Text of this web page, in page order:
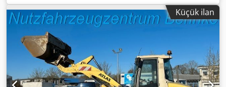
farlar, her tahrikli, kabin, standart kepçe, Atlas 65 lastikli
yükleyici, 2014 model, 7.440 çalışma saatinde, hızlı
bağlantı sistemi ve kepçe dahil, temiz durumda, hemen
çalışmaya hazır. Nakliye ve teslimat imkanı mevcuttur.
Randevu ile, hafta sonları da dahil olmak üzere, yerinde
inceleme mümkündür. Dodjy N Ei Nepfx Akljck
Küçük ilan